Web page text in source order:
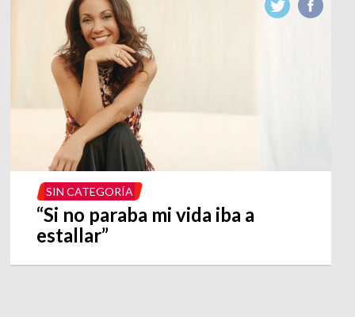
SIN CATEGORÍA
“Si no paraba mi vida iba a
estallar”